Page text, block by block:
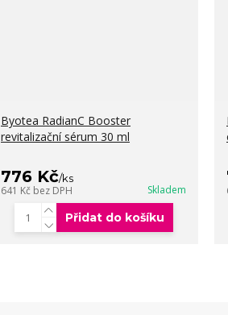
Byotea RadianC Booster
revitalizační sérum 30 ml
776 Kč/ks
641 Kč bez DPH Skladem
Přidat do košíku